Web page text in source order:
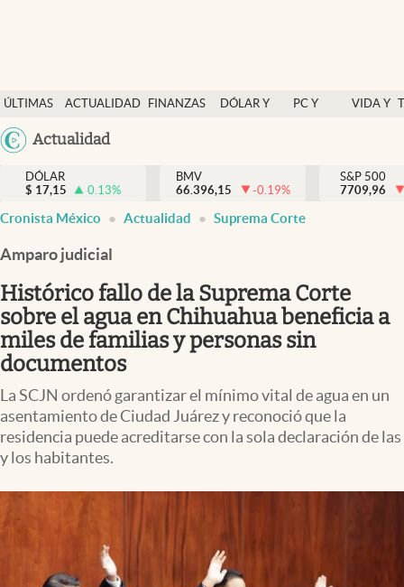
ÚLTIMAS
NOTICIAS
ACTUALIDAD
FINANZAS
DÓLAR Y
PC Y
VIDA Y
México
Actualidad
Actualidad
Finanzas y economía
Dólar y mercados
Pc y celular
Vida y estilo
Clima
Espiritualidad
DÓLAR
$ 17,15 0.13%
BMV
66.396,15
-0.19%
S&P 500
7709,96
Cronista México Actualidad Suprema Corte
Amparo judicial
Histórico fallo de la Suprema Corte
sobre el agua en Chihuahua beneficia a
miles de familias y personas sin
documentos
La SCJN ordenó garantizar el mínimo vital de agua en un
asentamiento de Ciudad Juárez y reconoció que la
residencia puede acreditarse con la sola declaración de las
y los habitantes.